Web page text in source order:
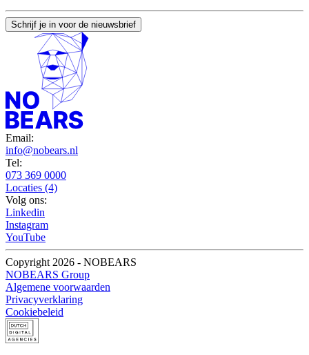
Schrijf je in voor de nieuwsbrief
Email:
info@nobears.nl
Tel:
073 369 0000
Locaties (4)
Volg ons:
Linkedin
Instagram
YouTube
Copyright 2026 - NOBEARS
NOBEARS Group
Algemene voorwaarden
Privacyverklaring
Cookiebeleid